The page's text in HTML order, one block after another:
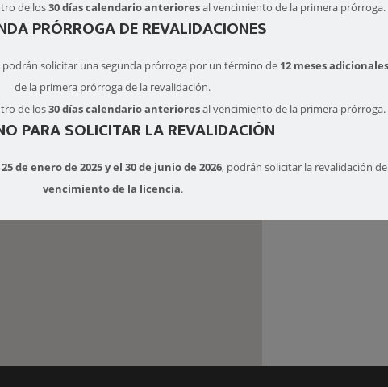
page can't load Google Maps correctly.
you own this website?
de los30 días calendario anterioresal vencimiento de la primera prórroga.
PRÓRROGA DE REVALIDACIONES
solicitar una segunda prórroga por un término de 12 meses adicionales
de la primera prórroga de la revalidación.
de los30 días calendario anterioresal vencimiento de la primera prórroga.
PARA SOLICITAR LA REVALIDACIÓN
25 de enero de 2025 y el 30 de junio de 2026, podrán solicitar la revalidación
vencimiento de la licencia.